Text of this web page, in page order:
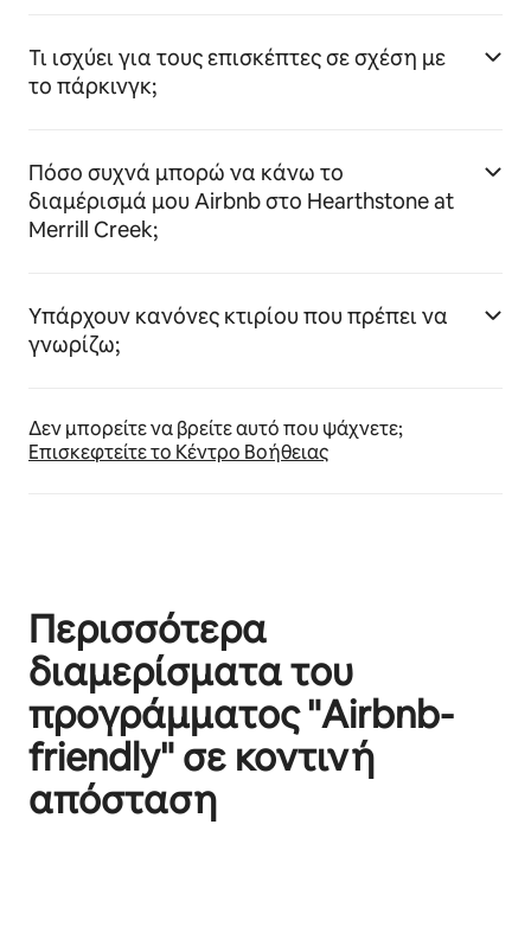
Τι ισχύει για τους επισκέπτες σε σχέση με
το πάρκινγκ;
Πόσο συχνά μπορώ να κάνω το
διαμέρισμά μου Airbnb στο Hearthstone at
Merrill Creek;
Υπάρχουν κανόνες κτιρίου που πρέπει να
γνωρίζω;
Δεν μπορείτε να βρείτε αυτό που ψάχνετε;
Επισκεφτείτε το Κέντρο Βοήθειας
Περισσότερα
διαμερίσματα του
προγράμματος "Airbnb-
friendly" σε κοντινή
απόσταση